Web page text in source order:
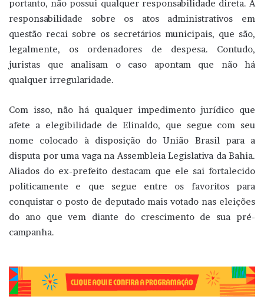
portanto, não possui qualquer responsabilidade direta. A
responsabilidade sobre os atos administrativos em
questão recai sobre os secretários municipais, que são,
legalmente, os ordenadores de despesa. Contudo,
juristas que analisam o caso apontam que não há
qualquer irregularidade.
Com isso, não há qualquer impedimento jurídico que
afete a elegibilidade de Elinaldo, que segue com seu
nome colocado à disposição do União Brasil para a
disputa por uma vaga na Assembleia Legislativa da Bahia.
Aliados do ex-prefeito destacam que ele sai fortalecido
politicamente e que segue entre os favoritos para
conquistar o posto de deputado mais votado nas eleições
do ano que vem diante do crescimento de sua pré-
campanha.